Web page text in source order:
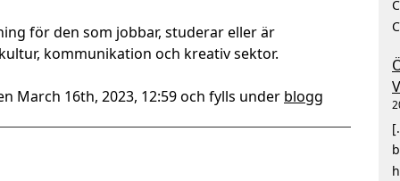
för den som jobbar, studerar eller är
kommunikation och kreativ sektor.
March 16th, 2023, 12:59 och fylls under blogg